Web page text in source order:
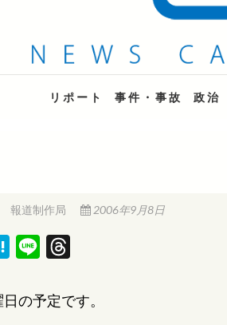
Headline
金曜 午後6時15分放送
リポート 事件・事故 政治
報道制作局 2006年9月8日
H
t
n
r
の予定です。